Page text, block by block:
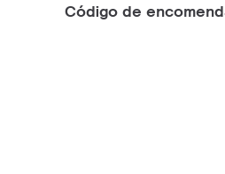
Código de